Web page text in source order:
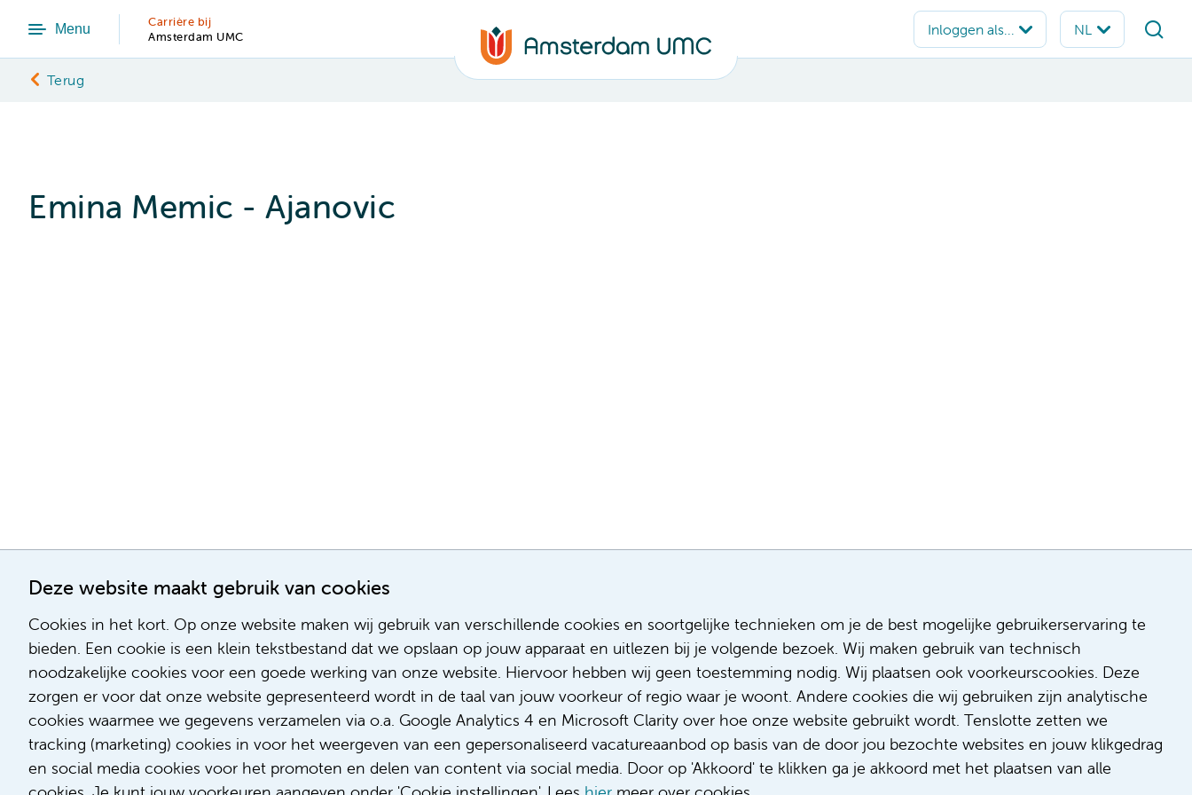
Deze website maakt gebruik van cookies
Cookies in het kort. Op onze website maken wij gebruik van verschillende cookies en soortgelijke technieken om je de best mogelijke gebruikerservaring te
bieden. Een cookie is een klein tekstbestand dat we opslaan op jouw apparaat en uitlezen bij je volgende bezoek. Wij maken gebruik van technisch
noodzakelijke cookies voor een goede werking van onze website. Hiervoor hebben wij geen toestemming nodig. Wij plaatsen ook voorkeurscookies. Deze
zorgen er voor dat onze website gepresenteerd wordt in de taal van jouw voorkeur of regio waar je woont. Andere cookies die wij gebruiken zijn analytische
cookies waarmee we gegevens verzamelen via o.a. Google Analytics 4 en Microsoft Clarity over hoe onze website gebruikt wordt. Tenslotte zetten we
tracking (marketing) cookies in voor het weergeven van een gepersonaliseerd vacatureaanbod op basis van de door jou bezochte websites en jouw klikgedrag
en social media cookies voor het promoten en delen van content via social media. Door op 'Akkoord' te klikken ga je akkoord met het plaatsen van alle
Menu
Carrière bij
Amsterdam UMC
Terug
Emina Memic - Ajanovic
Meest recente vacatures
Assistent infectiepreventie
Facilitair Coördinator
Adviseur (patiënten)voeding met een
focus op duurzame voeding
Fellow abdominale radiologie
Meer
Solliciteren
Over ons
Diversiteit & inclusie
Gedragscode
Klacht/feedback
Compliment/suggestie